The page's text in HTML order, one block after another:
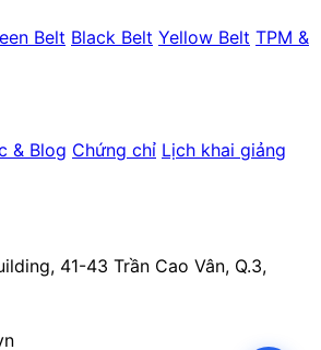
Belt Black Belt Yellow Belt TPM &
& Blog Chứng chỉ Lịch khai giảng
41-43 Trần Cao Vân, Q.3,